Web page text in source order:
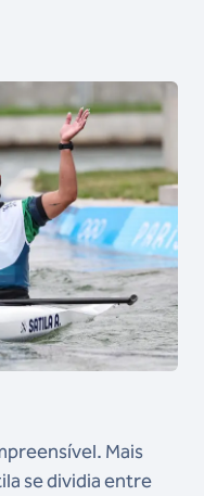
Mais
se dividia entre